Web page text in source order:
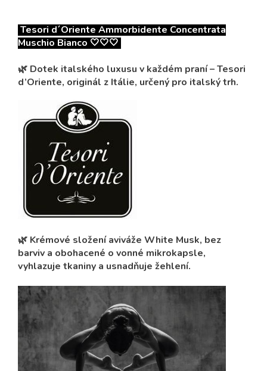
Tesori d´Oriente Ammorbidente Concentrata
Muschio Bianco 🤍🤍🤍
🌿 Dotek italského luxusu v každém praní – Tesori
d’Oriente, originál z Itálie, určený pro italský trh.
🌿 Krémové složení aviváže White Musk, bez
barviv a obohacené o vonné mikrokapsle,
vyhlazuje tkaniny a usnadňuje žehlení.